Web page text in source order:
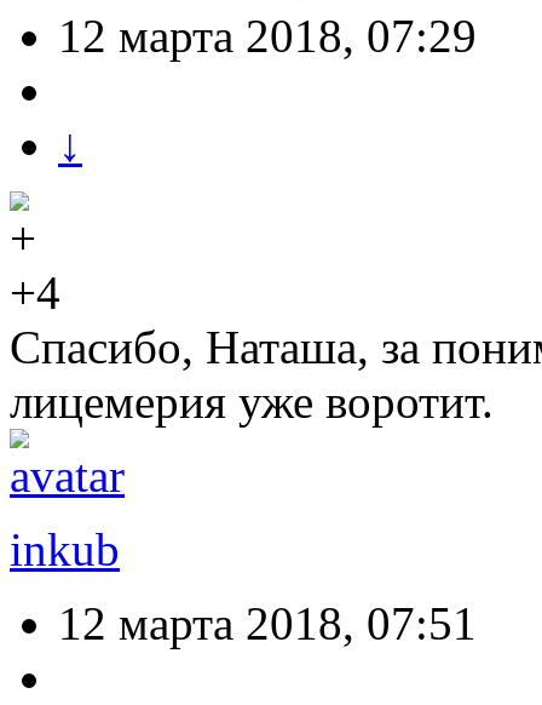
12 марта 2018, 07:29
↓
+4
Спасибо, Наташа, за
лицемерия уже воротит.
inkub
12 марта 2018, 07:51